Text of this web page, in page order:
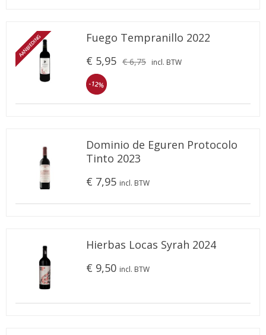
AANBIEDING
Fuego Tempranillo 2022
€ 5,95 € 6,75 incl. BTW
-12%
Dominio de Eguren Protocolo
Tinto 2023
€ 7,95 incl. BTW
Hierbas Locas Syrah 2024
€ 9,50 incl. BTW